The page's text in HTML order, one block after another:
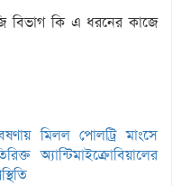
বিভাগ কি এ ধরনের কাজে
মিলল পোলট্রি মাংসে
অ্যান্টিমাইক্রোবিয়ালের